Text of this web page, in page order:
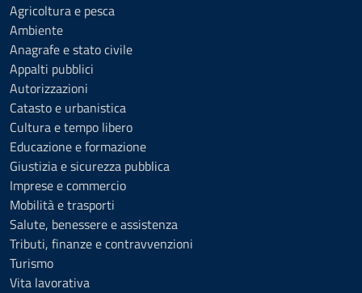
Agricoltura e pesca
Ambiente
Anagrafe e stato civile
Appalti pubblici
Autorizzazioni
Catasto e urbanistica
Cultura e tempo libero
Educazione e formazione
Giustizia e sicurezza pubblica
Imprese e commercio
Mobilità e trasporti
Salute, benessere e assistenza
Tributi, finanze e contravvenzioni
Turismo
Vita lavorativa